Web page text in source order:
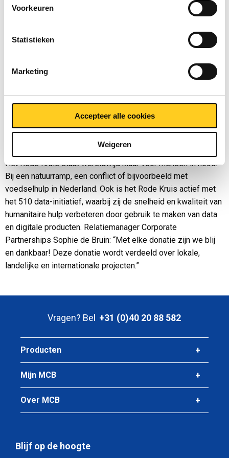
Voorkeuren
Statistieken
Marketing
Accepteer alle cookies
Weigeren
Minder plastic
De Plastic Soup Foundation was online aanwezig bij de
uitreiking, maar niet minder enthousiast. Senior fundraiser
plastic vervuiling bij de bron blijven aanpakken. Dit is
over de effecten van plastic op het milieu en onze
onverminderd groeien. Bedankt voor jullie steun!”
Lokale, nationale en internationale hulp
Het Rode Kruis staat wereldwijd klaar voor mensen in nood.
Bij een natuurramp, een conflict of bijvoorbeeld met
voedselhulp in Nederland. Ook is het Rode Kruis actief met
het 510 data-initiatief, waarbij zij de snelheid en kwaliteit van
humanitaire hulp verbeteren door gebruik te maken van data
en digitale producten. Relatiemanager Corporate
Partnerships Sophie de Bruin: “Met elke donatie zijn we blij
en dankbaar! Deze donatie wordt verdeeld over lokale,
landelijke en internationale projecten.”
Vragen? Bel +31 (0)40 20 88 582
Producten
Mijn MCB
Over MCB
Blijf op de hoogte